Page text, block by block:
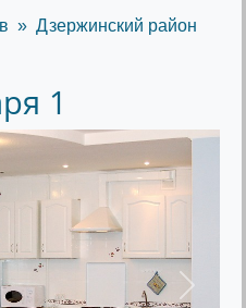
Дзержинский район
1